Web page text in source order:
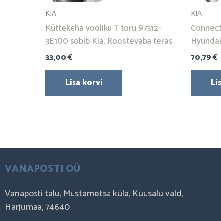
KIA
Küttekeha vooliku T toru 97312-
3E100 sobib Kia. Roostevaba teras
33,00€
Lisa korvi
KIA
70,79€
VANAPOSTI OÜ
Vanaposti talu, Mustametsa küla, Kuusalu vald,
Harjumaa, 74640